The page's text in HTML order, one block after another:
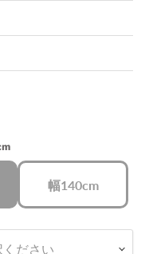
幅140cm
ださい